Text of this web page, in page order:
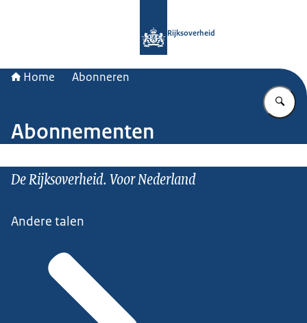
Rijksoverheid
Home Abonneren
Abonnementen
De Rijksoverheid. Voor Nederland
Andere talen